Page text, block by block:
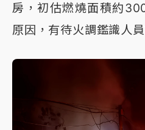
房，初估燃燒面積約
原因，有待火調鑑識人